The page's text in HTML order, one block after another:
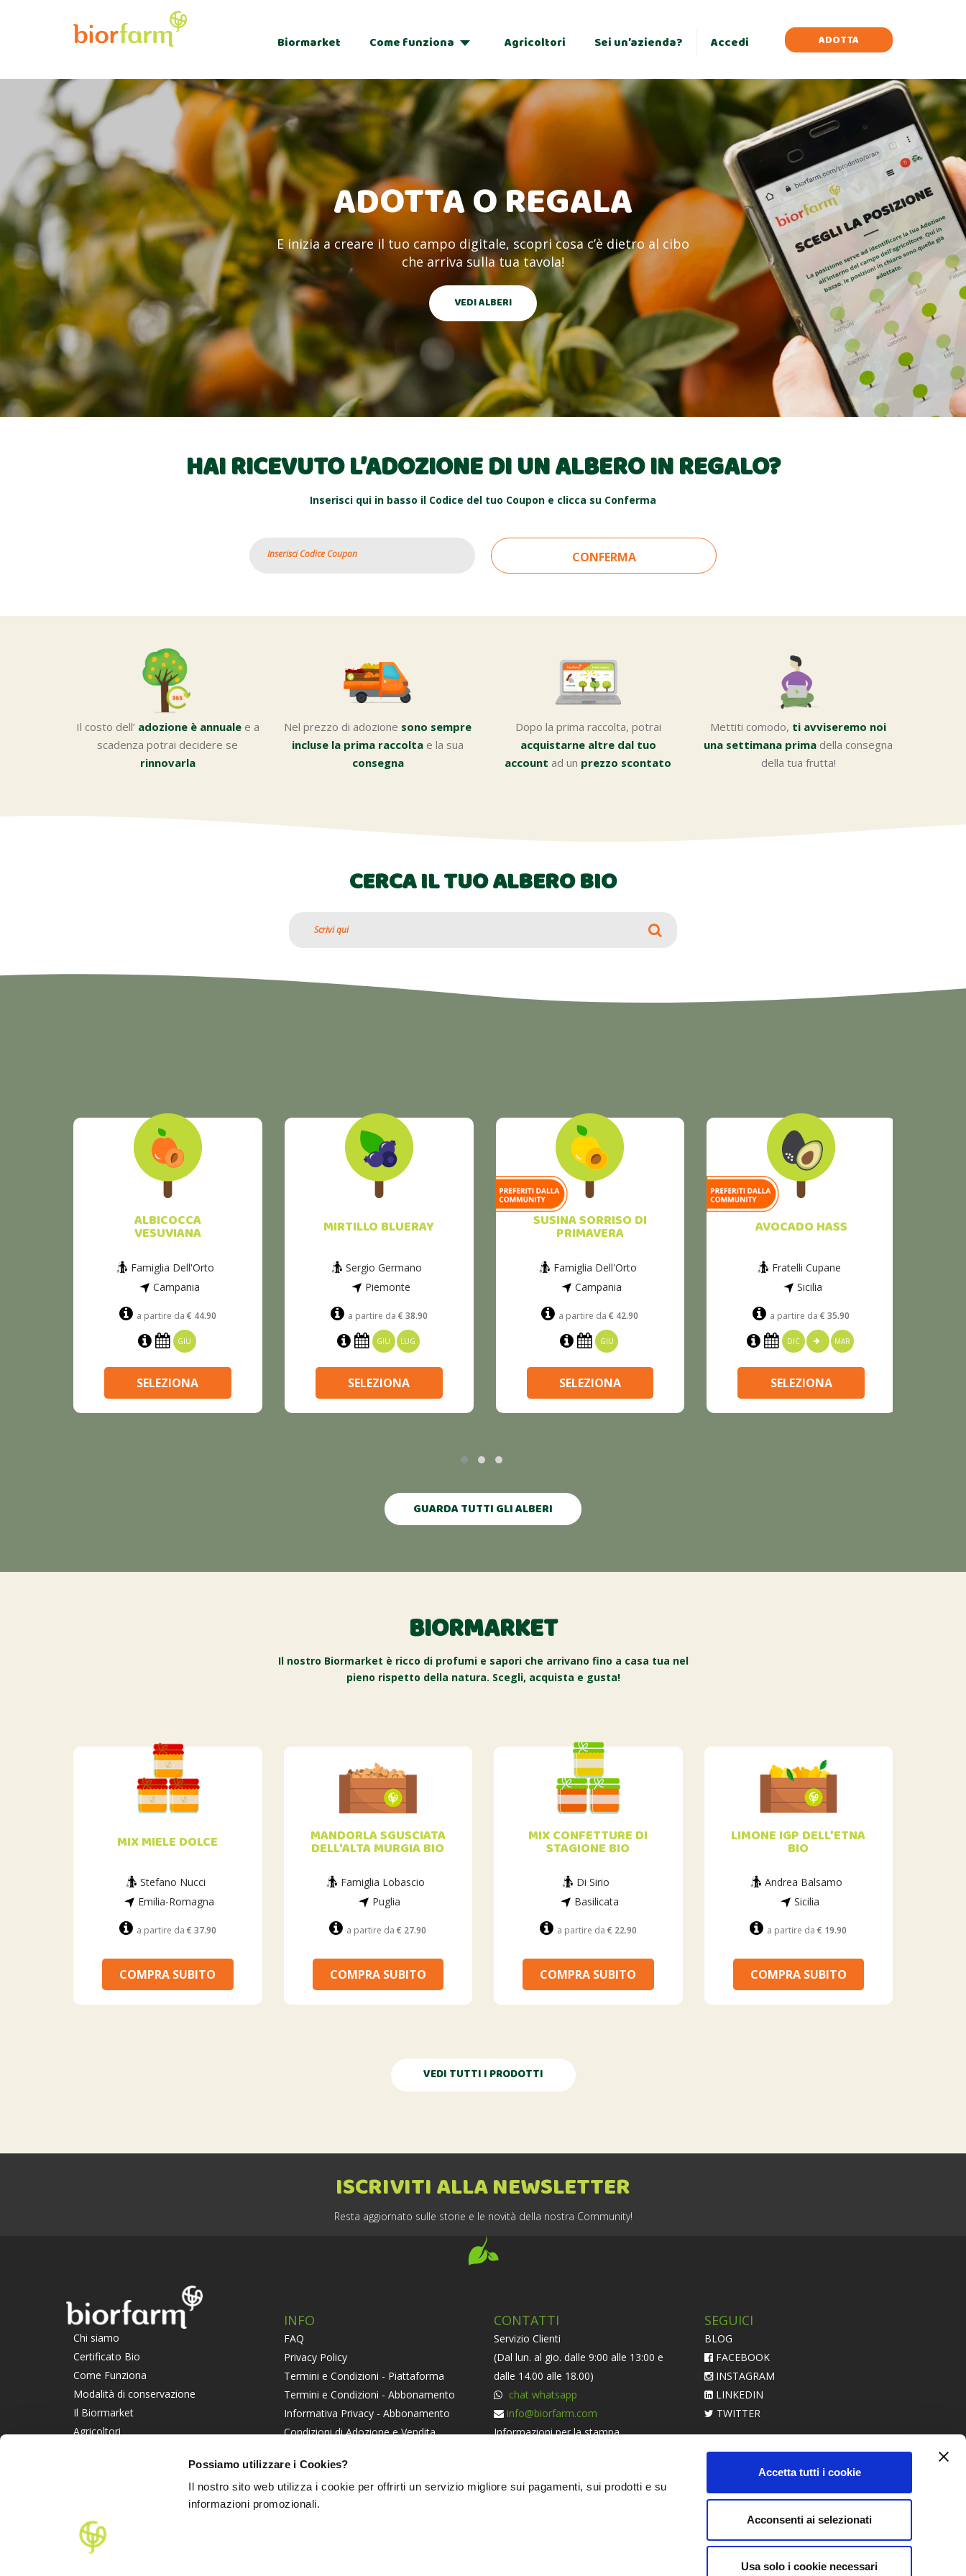
Possiamo utilizzare i Cookies?
Il nostro sito web utilizza i cookie per offrirti un servizio migliore sui pagamenti, sui prodotti e su
informazioni promozionali.
Accetta tutti i cookie
Acconsenti ai selezionati
Usa solo i cookie necessari
ADOTTA
Biormarket Come funziona
Adozioni
Regalo
Agricoltori Sei un’azienda? Accedi
ADOTTA O REGALA
E inizia a creare il tuo campo digitale, scopri cosa c’è dietro al cibo
che arriva sulla tua tavola!
VEDI ALBERI
HAI RICEVUTO L’ADOZIONE DI UN ALBERO IN REGALO?
Inserisci qui in basso il Codice del tuo Coupon e clicca su Conferma
CONFERMA
Il costo dell’adozione è annualee a
scadenza potrai decidere se
rinnovarla
Nel prezzo di adozione sono sempre
incluse la prima raccolta e la sua
consegna
Dopo la prima raccolta, potrai
acquistarne altre dal tuo
account ad un prezzo scontato
Mettiti comodo, ti avviseremo noi
una settimana prima della consegna
della tua frutta!
CERCA IL TUOALBERO BIO
Ordina per:
ALBICOCCA
VESUVIANA
Famiglia Dell'Orto
Campania
a partire da € 44.90
GIU
SELEZIONA
MIRTILLO BLUERAY
Sergio Germano
Piemonte
a partire da € 38.90
GIU LUG
SELEZIONA
SUSINA SORRISO DI
PRIMAVERA
Famiglia Dell'Orto
Campania
a partire da€ 42.90
GIU
SELEZIONA
AVOCADO HASS
Fratelli Cupane
Sicilia
a partire da€ 35.90
DIC MAR
SELEZIONA
GUARDA TUTTI GLI ALBERI
BIORMARKET
Il nostro Biormarket è ricco di profumi e sapori che arrivano fino a casa tua nel
pieno rispetto della natura. Scegli, acquista e gusta!
MIX MIELE DOLCE
Stefano Nucci
Emilia-Romagna
a partire da € 37.90
COMPRA SUBITO
MANDORLA SGUSCIATA
DELL'ALTA MURGIA BIO
Famiglia Lobascio
Puglia
a partire da€ 27.90
COMPRA SUBITO
MIX CONFETTURE DI
STAGIONE BIO
Di Sirio
Basilicata
a partire da € 22.90
COMPRA SUBITO
LIMONE IGP DELL’ETNA
BIO
Andrea Balsamo
Sicilia
a partire da€ 19.90
COMPRA SUBITO
VEDI TUTTI I PRODOTTI
ISCRIVITI ALLA NEWSLETTER
Resta aggiornato sulle storie e le novità della nostra Community!
Chi siamo
Certificato Bio
Come Funziona
Modalità di conservazione
Il Biormarket
Agricoltori
INFO
FAQ
Privacy Policy
Termini e Condizioni - Piattaforma
Termini e Condizioni - Abbonamento
Informativa Privacy - Abbonamento
Condizioni di Adozione e Vendita
Informativa Societaria
PARTNERS
CONTATTI
Servizio Clienti
(Dal lun. al gio. dalle 9:00 alle 13:00 e
dalle 14.00 alle 18.00)
chat whatsapp
info@biorfarm.com
Informazioni per la stampa
essere dei nostriclicca qui.
SEGUICI
BLOG
FACEBOOK
INSTAGRAM
LINKEDIN
TWITTER